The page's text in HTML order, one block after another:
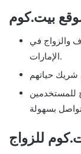
بيت.كوم
والزواج في
الإمارات.
للمستخدمين
للزواج